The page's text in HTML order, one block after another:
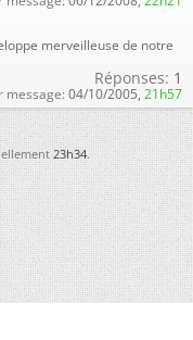
merveilleuse de notre
Réponses: 1
message: 04/10/2005, 21h57
23h34.